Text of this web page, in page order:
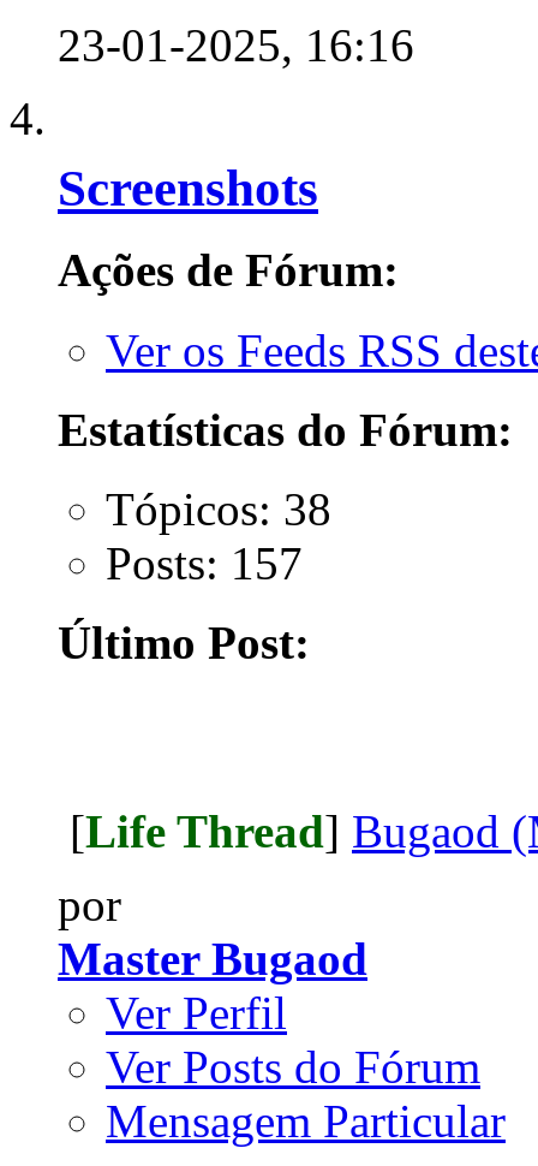
23-01-2025, 16:16
Screenshots
Ações de Fórum:
Ver os Feeds RSS
Estatísticas do Fórum:
Tópicos: 38
Posts: 157
Último Post:
[Life Thread] Bugaod
por
Master Bugaod
Ver Perfil
Ver Posts do Fórum
Mensagem Particular